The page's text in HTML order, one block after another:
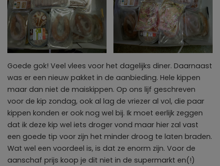
Goede gok! Veel vlees voor het dagelijks diner. Daarnaast
was er een nieuw pakket in de aanbieding. Hele kippen
maar dan niet de maiskippen. Op ons lijf geschreven
voor de kip zondag, ook al lag de vriezer al vol, die paar
kippen konden er ook nog wel bij. Ik moet eerlijk zeggen
dat ik deze kip wel iets droger vond maar hier zal vast
een goede tip voor zijn het minder droog te laten braden.
Wat wel een voordeel is, is dat ze enorm zijn. Voor de
aanschaf prijs koop je dit niet in de supermarkt en(!)